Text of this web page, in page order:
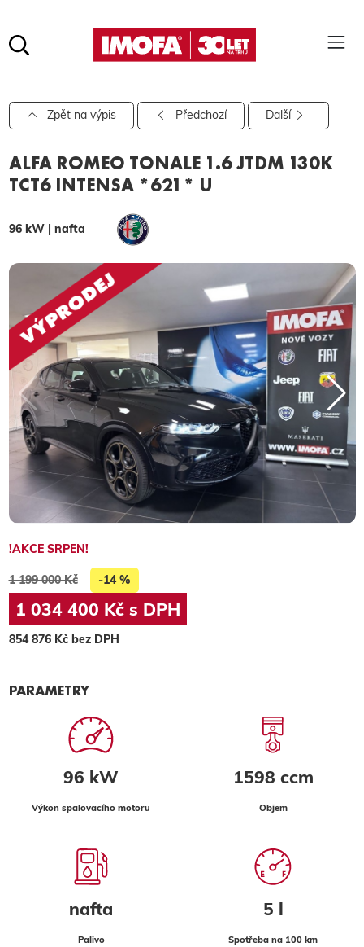
hledat
Pro vyhledávání zadejte alespoň 3 znaky.
Zpět na výpis Předchozí Další
ALFA ROMEO TONALE 1.6 JTDM 130K
TCT6 INTENSA *621* U
96 kW | nafta
!AKCE SRPEN!
1 199 000 Kč -14 %
1 034 400 Kč s DPH
854 876 Kč bez DPH
PARAMETRY
96 kW
Výkon spalovacího motoru
1598 ccm
Objem
nafta
Palivo
5 l
Spotřeba na 100 km